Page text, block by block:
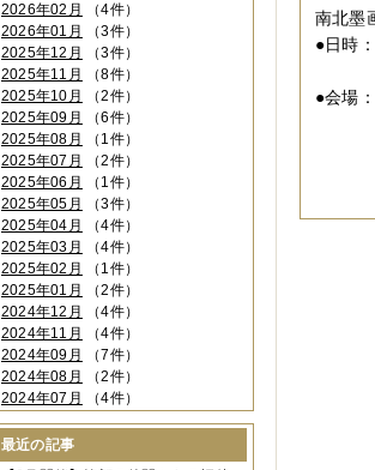
南北
●日時
●会場
2026年02月
（4件）
2026年01月
（3件）
2025年12月
（3件）
2025年11月
（8件）
2025年10月
（2件）
2025年09月
（6件）
2025年08月
（1件）
2025年07月
（2件）
2025年06月
（1件）
2025年05月
（3件）
2025年04月
（4件）
2025年03月
（4件）
2025年02月
（1件）
2025年01月
（2件）
2024年12月
（4件）
2024年11月
（4件）
2024年09月
（7件）
2024年08月
（2件）
2024年07月
（4件）
2024年06月（4件）
2024年04月
2024年03月（3件）
最近の記事